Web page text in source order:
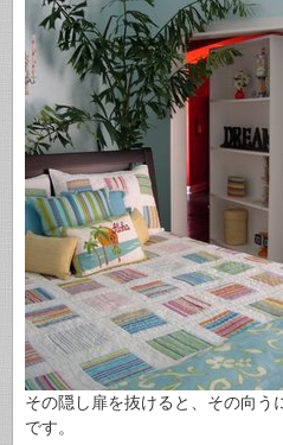
その隠し扉を抜けると、その向う
です。